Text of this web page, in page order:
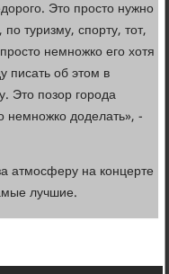
Это просто нужно
туризму, спорту, тот,
немножко его хотя
писать об этом в
Это позор города
немножко доделать», -
атмосферу на концерте
лучшие.